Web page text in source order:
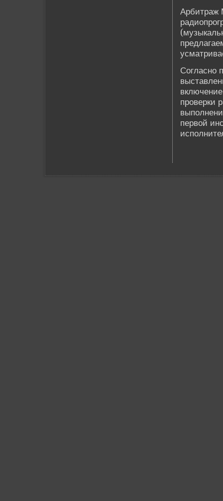
Арби­траж
Согласно
прове­рки
первой